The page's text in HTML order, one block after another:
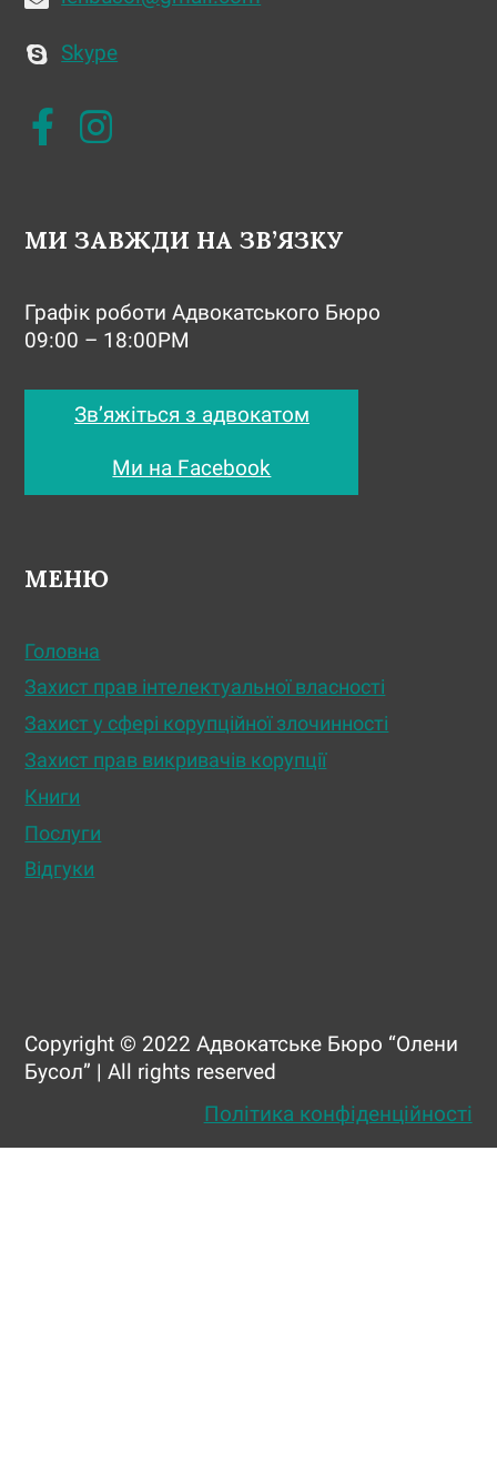
Skype
МИ ЗАВЖДИ НА ЗВ’ЯЗКУ
Графік роботи Адвокатського Бюро
09:00 – 18:00PM
Зв’яжіться з адвокатом
Ми на Facebook
МЕНЮ
Головна
Захист прав інтелектуальної власності
Захист у сфері корупційної злочинності
Захист прав викривачів корупції
Книги
Послуги
Відгуки
Copyright © 2022 Адвокатське Бюро “Олени
Бусол” | All rights reserved
Політика конфіденційності